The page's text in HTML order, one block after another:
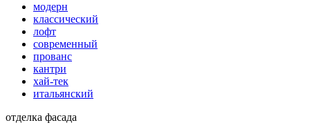
модерн
классический
лофт
современный
прованс
кантри
хай-тек
итальянский
отделка фасада